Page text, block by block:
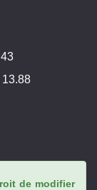
13.88
de modifier